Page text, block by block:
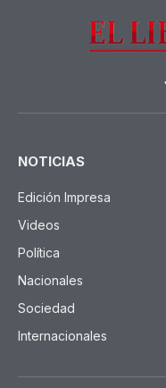
NOTICIAS
Edición Impresa
Videos
Política
Nacionales
Sociedad
Internacionales